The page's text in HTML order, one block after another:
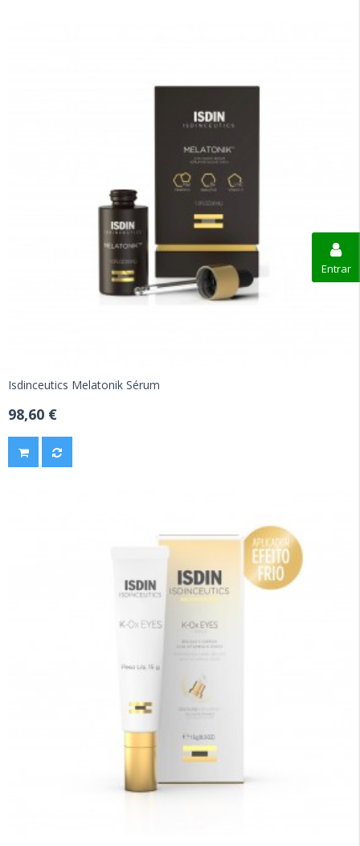
Entrar
Isdinceutics Melatonik Sérum
98,60 €